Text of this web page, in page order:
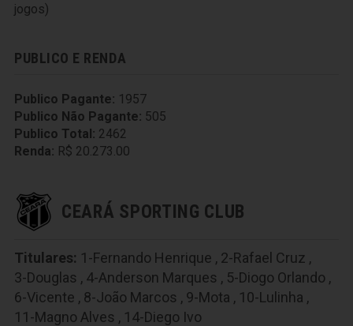
jogos)
PUBLICO E RENDA
Publico Pagante: 1957
Publico Não Pagante: 505
Publico Total: 2462
Renda: R$ 20.273.00
CEARÁ SPORTING CLUB
Titulares: 1-Fernando Henrique , 2-Rafael Cruz ,
3-Douglas , 4-Anderson Marques , 5-Diogo Orlando ,
6-Vicente , 8-João Marcos , 9-Mota , 10-Lulinha ,
11-Magno Alves , 14-Diego Ivo